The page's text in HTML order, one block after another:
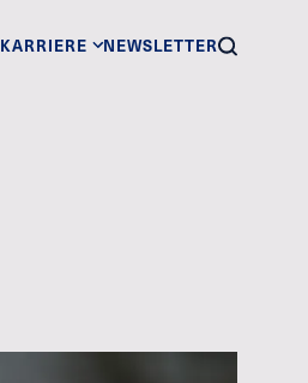
KARRIERE NEWSLETTER